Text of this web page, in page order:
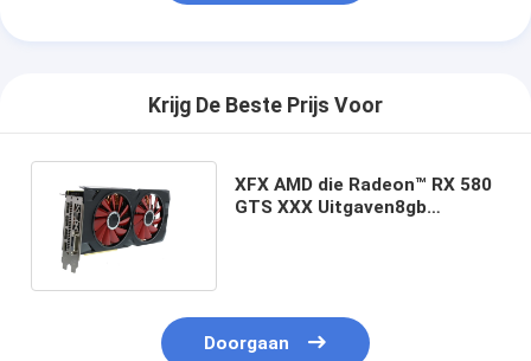
Krijg De Beste Prijs Voor
XFX AMD die Radeon™ RX 580
GTS XXX Uitgaven8gb
Doorgaan